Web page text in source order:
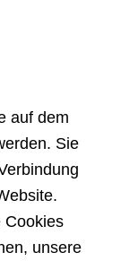
auf dem
Sie
Cookies
unsere